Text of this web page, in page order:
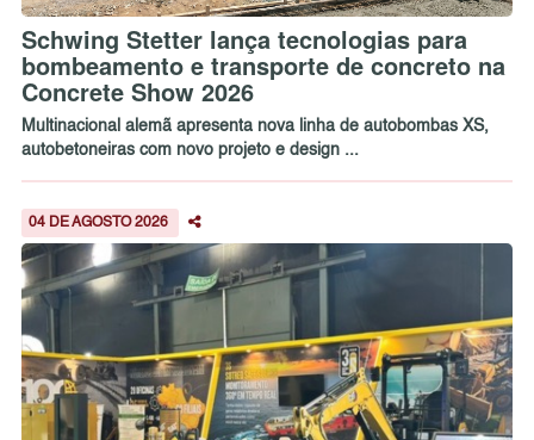
Schwing Stetter lança tecnologias para
bombeamento e transporte de concreto na
Concrete Show 2026
Multinacional alemã apresenta nova linha de autobombas XS,
autobetoneiras com novo projeto e design ...
04 DE AGOSTO 2026